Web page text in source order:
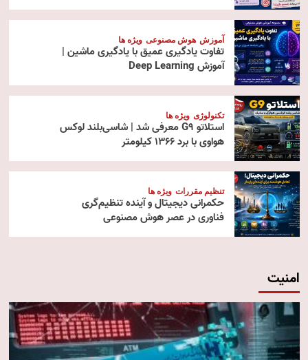
آموزش هوش مصنوعی ویژه ها
تفاوت یادگیری عمیق با یادگیری ماشین |
آموزش Deep Learning
تکنولوژی ویژه ها
استلاتو G9 معرفی شد | شاسی‌بلند لوکس
هواوی با برد ۱۳۶۶ کیلومتر
تنظیم مقررات ویژه ها
حکمرانی دیجیتال و آینده تنظیم‌گری
فناوری در عصر هوش مصنوعی
امنیت